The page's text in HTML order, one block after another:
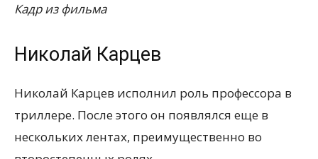
Кадр из фильма
Николай Карцев
Николай Карцев исполнил роль профессора в
триллере. После этого он появлялся еще в
нескольких лентах, преимущественно во